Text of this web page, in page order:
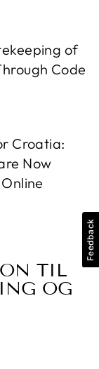
of
Code
Croatia:
Now
TIL
OG
Feedback